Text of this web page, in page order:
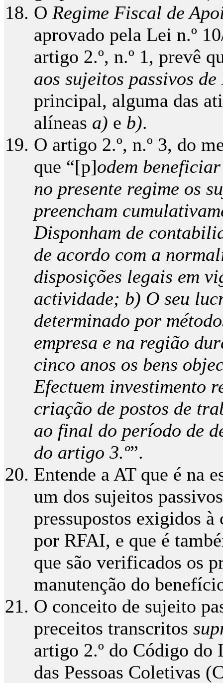
O Regime Fiscal de
aprovado pela Lei n.º
artigo 2.º, n.º 1, prevê
aos sujeitos passivos de
principal, alguma das
alíneas a) e b).
O artigo 2.º, n.º 3, do
que “[p]odem
no presente regime os
preencham
Disponham de
de acordo com a
disposições legais em
actividade; b) O seu
determinado por
empresa e na região
cinco anos os bens
Efectuem investimento
criação de postos de
ao final do período de
do artigo 3.º”.
Entende a AT que é na
um dos sujeitos
pressupostos exigidos
por RFAI, e que é
que são verificados os
manutenção do
O conceito de sujeito
preceitos transcritos
artigo 2.º do Código do
das Pessoas Coletivas